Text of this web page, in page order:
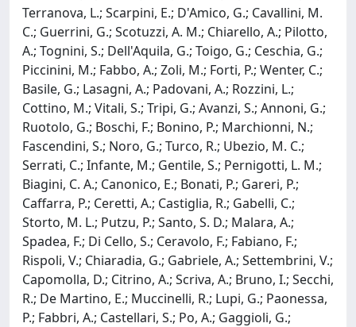
Terranova, L.; Scarpini, E.; D'Amico, G.; Cavallini, M.
C.; Guerrini, G.; Scotuzzi, A. M.; Chiarello, A.; Pilotto,
A.; Tognini, S.; Dell'Aquila, G.; Toigo, G.; Ceschia, G.;
Piccinini, M.; Fabbo, A.; Zoli, M.; Forti, P.; Wenter, C.;
Basile, G.; Lasagni, A.; Padovani, A.; Rozzini, L.;
Cottino, M.; Vitali, S.; Tripi, G.; Avanzi, S.; Annoni, G.;
Ruotolo, G.; Boschi, F.; Bonino, P.; Marchionni, N.;
Fascendini, S.; Noro, G.; Turco, R.; Ubezio, M. C.;
Serrati, C.; Infante, M.; Gentile, S.; Pernigotti, L. M.;
Biagini, C. A.; Canonico, E.; Bonati, P.; Gareri, P.;
Caffarra, P.; Ceretti, A.; Castiglia, R.; Gabelli, C.;
Storto, M. L.; Putzu, P.; Santo, S. D.; Malara, A.;
Spadea, F.; Di Cello, S.; Ceravolo, F.; Fabiano, F.;
Rispoli, V.; Chiaradia, G.; Gabriele, A.; Settembrini, V.;
Capomolla, D.; Citrino, A.; Scriva, A.; Bruno, I.; Secchi,
R.; De Martino, E.; Muccinelli, R.; Lupi, G.; Paonessa,
P.; Fabbri, A.; Castellari, S.; Po, A.; Gaggioli, G.;